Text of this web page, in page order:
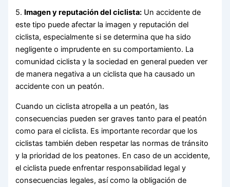
5. Imagen y reputación del ciclista: Un accidente de
este tipo puede afectar la imagen y reputación del
ciclista, especialmente si se determina que ha sido
negligente o imprudente en su comportamiento. La
comunidad ciclista y la sociedad en general pueden ver
de manera negativa a un ciclista que ha causado un
accidente con un peatón.
Cuando un ciclista atropella a un peatón, las
consecuencias pueden ser graves tanto para el peatón
como para el ciclista. Es importante recordar que los
ciclistas también deben respetar las normas de tránsito
y la prioridad de los peatones. En caso de un accidente,
el ciclista puede enfrentar responsabilidad legal y
consecuencias legales, así como la obligación de